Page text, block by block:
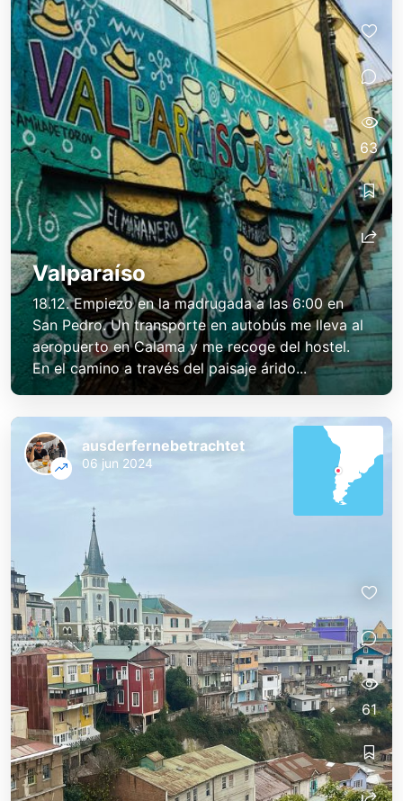
Valparaíso
18.12. Empiezo en la madrugada a las 6:00 en
San Pedro. Un transporte en autobús me lleva al
aeropuerto en Calama y me recoge del hostel.
En el camino a través del paisaje árido...
63
ausderfernebetrachtet
06 jun 2024
61